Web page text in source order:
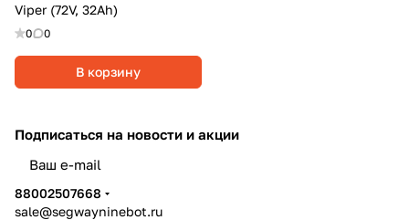
Viper (72V, 32Ah)
0 0
В корзину
Подписаться на новости и акции
88002507668
sale@segwayninebot.ru